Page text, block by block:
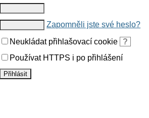
Zapomněli jste své heslo?
Neukládat přihlašovací cookie
?
Používat HTTPS i po přihlášení